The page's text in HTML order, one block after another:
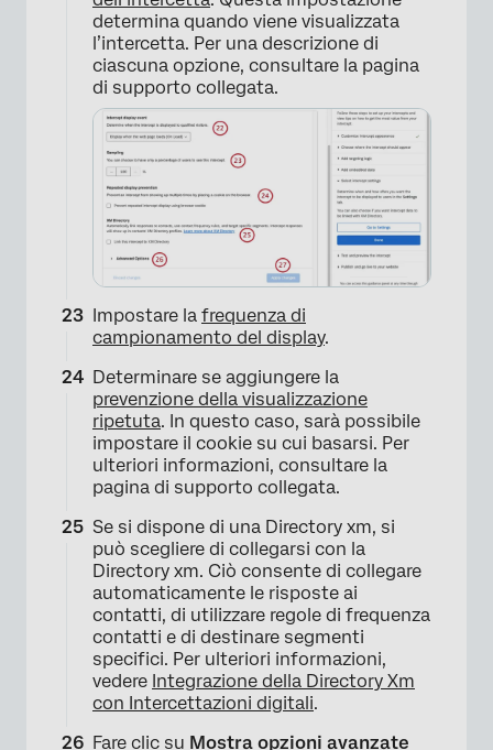
determina quando viene visualizzata
l’intercetta. Per una descrizione di
ciascuna opzione, consultare la pagina
di supporto collegata.
Impostare la frequenza di
campionamento del display.
Determinare se aggiungere la
prevenzione della visualizzazione
ripetuta. In questo caso, sarà possibile
impostare il cookie su cui basarsi. Per
ulteriori informazioni, consultare la
pagina di supporto collegata.
Se si dispone di una Directory xm, si
può scegliere di collegarsi con la
Directory xm. Ciò consente di collegare
automaticamente le risposte ai
contatti, di utilizzare regole di frequenza
contatti e di destinare segmenti
specifici. Per ulteriori informazioni,
vedere Integrazione della Directory Xm
con Intercettazioni digitali.
Fare clic su Mostra opzioni avanzate